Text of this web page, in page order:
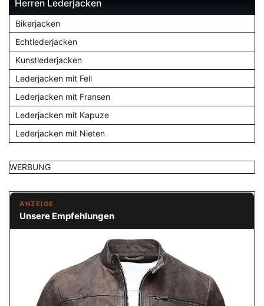
Herren Lederjacken
Bikerjacken
Echtlederjacken
Kunstlederjacken
Lederjacken mit Fell
Lederjacken mit Fransen
Lederjacken mit Kapuze
Lederjacken mit Nieten
WERBUNG
ANZEIGE
Unsere Empfehlungen